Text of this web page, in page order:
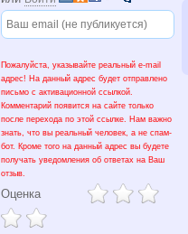
Пожалуйста, указывайте реальный e-mail
адрес! На данный адрес будет отправлено
письмо с активационной ссылкой.
Комментарий появится на сайте только
после перехода по этой ссылке. Нам важно
знать, что вы реальный человек, а не спам-
бот. Кроме того на данный адрес вы будете
получать уведомления об ответах на Ваш
отзыв.
Оценка